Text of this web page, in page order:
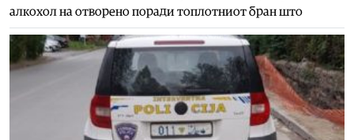
алкохол на отворено поради топлотниот бран што